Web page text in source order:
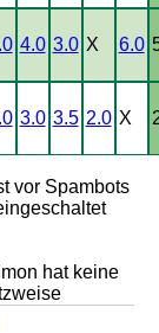
4.0 3.0 X 6.0
3.0 3.5 2.0 X
vor Spambots
hat keine